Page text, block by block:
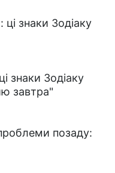
знаки Зодіаку
знаки Зодіаку
завтра"
позаду: